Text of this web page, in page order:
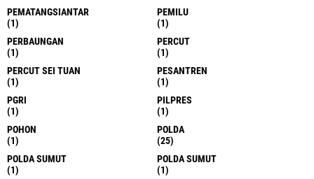
PEMATANGSIANTAR
(1)
PEMILU
(1)
PERBAUNGAN
(1)
PERCUT
(1)
PERCUT SEI TUAN
(1)
PESANTREN
(1)
PGRI
(1)
PILPRES
(1)
POHON
(1)
POLDA
(25)
POLDA SUMUT
(1)
POLDA SUMUT
(1)